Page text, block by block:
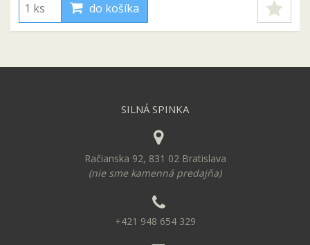
do košíka
SILNÁ SPINKA
Račianska 92, 831 02 Bratislava
(nie sme kamenná predajňa)
+421 948 654 329